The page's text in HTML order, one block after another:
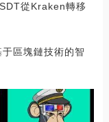
從Kraken轉移
區塊鏈技術的智